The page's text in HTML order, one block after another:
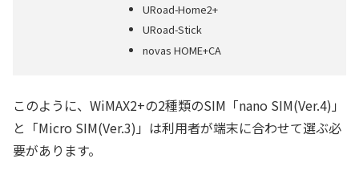
URoad-Home2+
URoad-Stick
novas HOME+CA
このように、WiMAX2+の2種類のSIM「nano SIM(Ver.4)」
と「Micro SIM(Ver.3)」は利用者が端末に合わせて選ぶ必
要があります。